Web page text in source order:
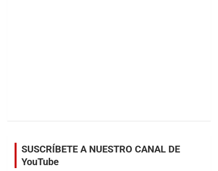
SUSCRÍBETE A NUESTRO CANAL DE
YouTube